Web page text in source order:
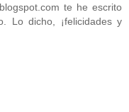
te he escrito
Lo dicho, ¡felicidades y